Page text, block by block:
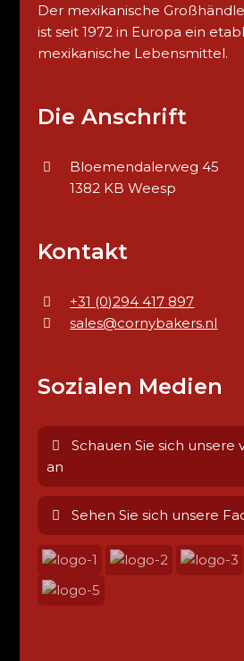
Der mexikanische
ist seit 1972 in Europa ein
mexikanische Lebensmittel.
Die Anschrift
Bloemendalerweg 45
1382 KB Weesp
Kontakt
+31 (0)294 417 897
sales@cornybakers.nl
Sozialen Medien
Schauen Sie sich unsere
an
Sehen Sie sich unsere